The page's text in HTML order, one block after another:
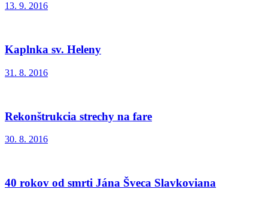
13. 9. 2016
Kaplnka sv. Heleny
31. 8. 2016
Rekonštrukcia strechy na fare
30. 8. 2016
40 rokov od smrti Jána Šveca Slavkoviana